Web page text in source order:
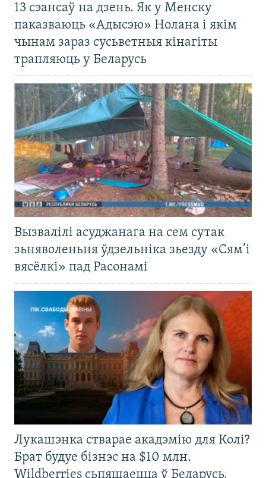
13 сэансаў на дзень. Як у Менску
паказваюць «Адысэю» Нолана і якім
чынам зараз сусьветныя кінагіты
трапляюць у Беларусь
Вызвалілі асуджанага на сем сутак
зьняволеньня ўдзельніка зьезду «Сям’і
вясёлкі» пад Расонамі
Лукашэнка стварае акадэмію для Колі?
Брат будуе бізнэс на $10 млн.
Wildberries сьпяшаецца ў Беларусь.